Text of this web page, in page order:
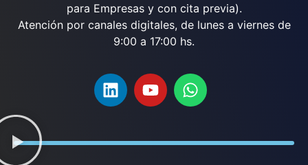
para Empresas y con cita previa).
Atención por canales digitales, de lunes a viernes de
9:00 a 17:00 hs.